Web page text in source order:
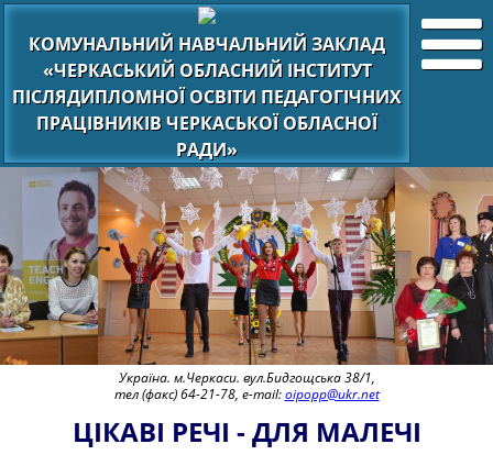
КОМУНАЛЬНИЙ НАВЧАЛЬНИЙ ЗАКЛАД
«ЧЕРКАСЬКИЙ ОБЛАСНИЙ ІНСТИТУТ
ПІСЛЯДИПЛОМНОЇ ОСВІТИ ПЕДАГОГІЧНИХ
ПРАЦІВНИКІВ ЧЕРКАСЬКОЇ ОБЛАСНОЇ
РАДИ»
Україна. м.Черкаси. вул.Бидгощська 38/1,
тел (факс) 64-21-78, e-mail:oipopp@ukr.net
ЦІКАВІ РЕЧІ - ДЛЯ МАЛЕЧІ